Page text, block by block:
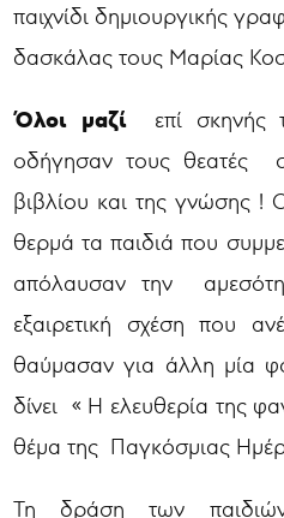
παιχνίδι δημιουργικής
δασκάλας τους Μαρίας
Όλοι μαζίεπί σκηνής
οδήγησαν τους θεατές
βιβλίου και της γνώσης !
θερμά τα παιδιά που
απόλαυσαν την
εξαιρετική σχέση που
θαύμασαν για άλλη μία
δίνει « Η ελευθερία της
θέμα της Παγκόσμιας
Τη δράση των